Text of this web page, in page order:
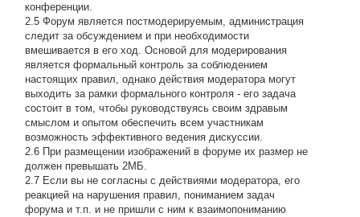
конференции.
2.5 Форум является постмодерируемым, администрация
следит за обсуждением и при необходимости
вмешивается в его ход. Основой для модерирования
является формальный контроль за соблюдением
настоящих правил, однако действия модератора могут
выходить за рамки формального контроля - его задача
состоит в том, чтобы руководствуясь своим здравым
смыслом и опытом обеспечить всем участникам
возможность эффективного ведения дискуссии.
2.6 При размещении изображений в форуме их размер не
должен превышать 2МБ.
2.7 Если вы не согласны с действиями модератора, его
реакцией на нарушения правил, пониманием задач
форума и т.п. и не пришли с ним к взаимопониманию